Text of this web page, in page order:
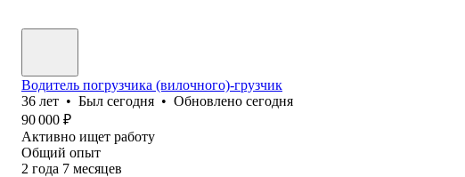
Водитель погрузчика (вилочного)-грузчик
36 лет • Был сегодня • Обновлено сегодня
90 000 ₽
Активно ищет работу
Общий опыт
2 года 7 месяцев